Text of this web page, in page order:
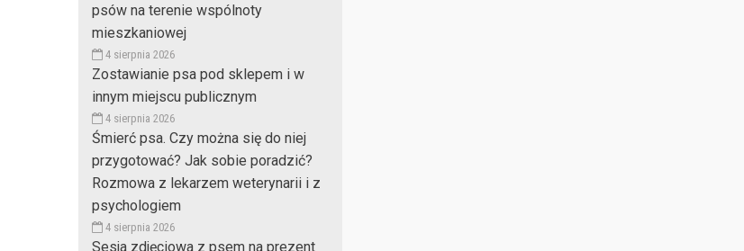
psów na terenie wspólnoty
mieszkaniowej
4 sierpnia 2026
Zostawianie psa pod sklepem i w
innym miejscu publicznym
4 sierpnia 2026
Śmierć psa. Czy można się do niej
przygotować? Jak sobie poradzić?
Rozmowa z lekarzem weterynarii i z
psychologiem
4 sierpnia 2026
Sesja zdjęciowa z psem na prezent